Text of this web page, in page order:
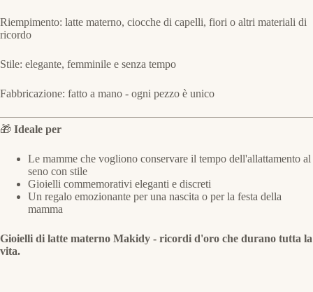
Riempimento: latte materno, ciocche di capelli, fiori o altri materiali di
ricordo
Stile: elegante, femminile e senza tempo
Fabbricazione: fatto a mano - ogni pezzo è unico
🎁 Ideale per
Le mamme che vogliono conservare il tempo dell'allattamento al
seno con stile
Gioielli commemorativi eleganti e discreti
Un regalo emozionante per una nascita o per la festa della
mamma
Gioielli di latte materno Makidy - ricordi d'oro che durano tutta la
vita.